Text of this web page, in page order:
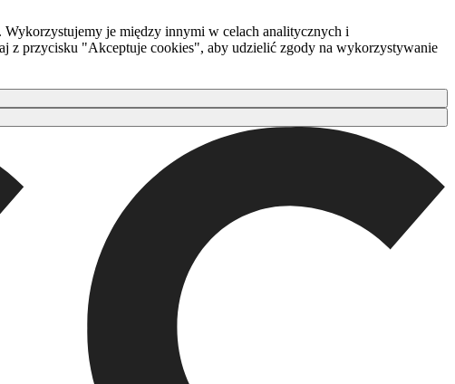
je między innymi w celach analitycznych i
z przycisku "Akceptuje cookies", aby udzielić zgody na wykorzystywanie